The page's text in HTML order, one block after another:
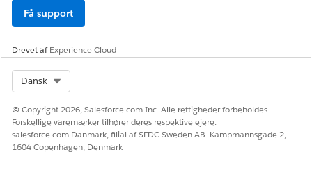
Få support
Drevet afExperience Cloud
Dansk
© Copyright 2026, Salesforce.com Inc. Alle rettigheder forbeholdes.
Forskellige varemærker tilhører deres respektive ejere.
salesforce.com Danmark, filial af SFDC Sweden AB. Kampmannsgade 2,
1604 Copenhagen, Denmark